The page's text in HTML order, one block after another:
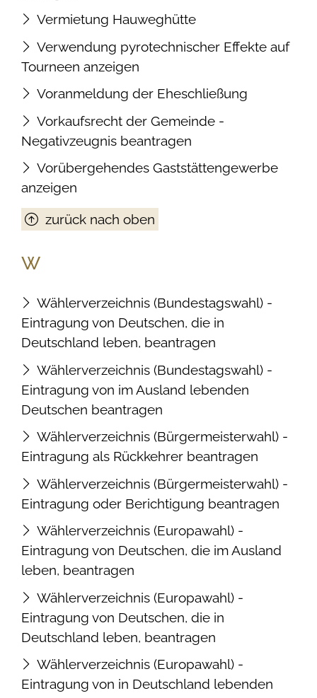
Vermietung Hauweghütte
Verwendung pyrotechnischer Effekte auf
Tourneen anzeigen
Voranmeldung der Eheschließung
Vorkaufsrecht der Gemeinde -
Negativzeugnis beantragen
Vorübergehendes Gaststättengewerbe
anzeigen
zurück nach oben
W
Wählerverzeichnis (Bundestagswahl) -
Eintragung von Deutschen, die in
Deutschland leben, beantragen
Wählerverzeichnis (Bundestagswahl) -
Eintragung von im Ausland lebenden
Deutschen beantragen
Wählerverzeichnis (Bürgermeisterwahl) -
Eintragung als Rückkehrer beantragen
Wählerverzeichnis (Bürgermeisterwahl) -
Eintragung oder Berichtigung beantragen
Wählerverzeichnis (Europawahl) -
Eintragung von Deutschen, die im Ausland
leben, beantragen
Wählerverzeichnis (Europawahl) -
Eintragung von Deutschen, die in
Deutschland leben, beantragen
Wählerverzeichnis (Europawahl) -
Eintragung von in Deutschland lebenden